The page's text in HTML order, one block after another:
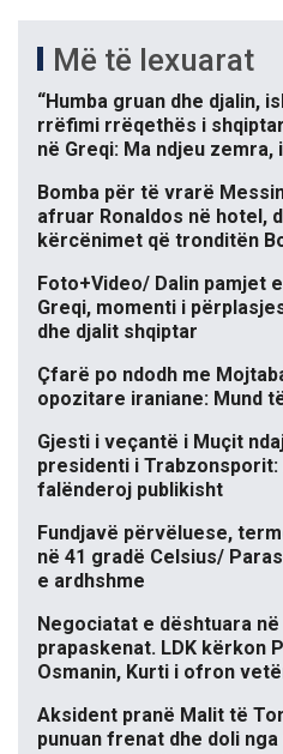
Më të lexuarat
“Humba gruan dhe djalin,
rrëfimi rrëqethës i
në Greqi: Ma ndjeu
Bomba për të vrarë
afruar Ronaldos në hotel,
kërcënimet që tronditën
Foto+Video/ Dalin pamjet
Greqi, momenti i
dhe djalit shqiptar
Çfarë po ndodh me
opozitare iraniane: Mund
Gjesti i veçantë i Muçit
presidenti i
falënderoj publikisht
Fundjavë përvëluese,
në 41 gradë Celsius/
e ardhshme
Negociatat e dështuara
prapaskenat. LDK kërkon
Osmanin, Kurti i ofron
Aksident pranë Malit të
punuan frenat dhe doli